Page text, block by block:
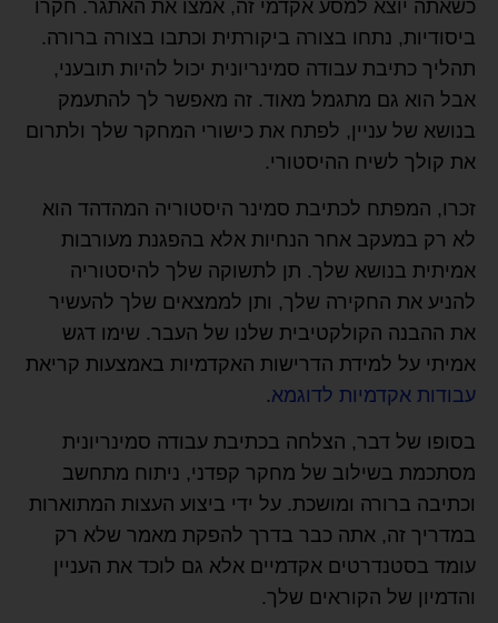
כשאתה יוצא למסע אקדמי זה, אמצו את האתגר. חקרו
ביסודיות, נתחו בצורה ביקורתית וכתבו בצורה ברורה.
תהליך כתיבת עבודה סמינריונית יכול להיות תובעני,
אבל הוא גם מתגמל מאוד. זה מאפשר לך להתעמק
בנושא של עניין, לפתח את כישורי המחקר שלך ולתרום
את קולך לשיח ההיסטורי.
זכרו, המפתח לכתיבת סמינר היסטוריה המהדהד הוא
לא רק במעקב אחר הנחיות אלא בהפגנת מעורבות
אמיתית בנושא שלך. תן לתשוקה שלך להיסטוריה
להניע את החקירה שלך, ותן לממצאים שלך להעשיר
את ההבנה הקולקטיבית שלנו של העבר. שימו דגש
אמיתי על למידת הדרישות האקדמיות באמצעות קריאת
עבודות אקדמיות לדוגמא.
בסופו של דבר, הצלחה בכתיבת עבודה סמינריונית
מסתכמת בשילוב של מחקר קפדני, ניתוח מתחשב
וכתיבה ברורה ומושכת. על ידי ביצוע העצות המתוארות
במדריך זה, אתה כבר בדרך להפקת מאמר שלא רק
עומד בסטנדרטים אקדמיים אלא גם לוכד את העניין
והדמיון של הקוראים שלך.